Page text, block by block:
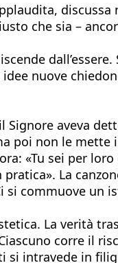
che sia –
nuove
aveva
poi non le mette
«Tu sei per
La
si commuove un
La verità
corre il
si intravede in